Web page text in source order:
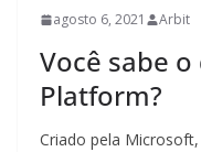
agosto 6, 2021 Arbit
Você sabe
Platform?
Criado pela